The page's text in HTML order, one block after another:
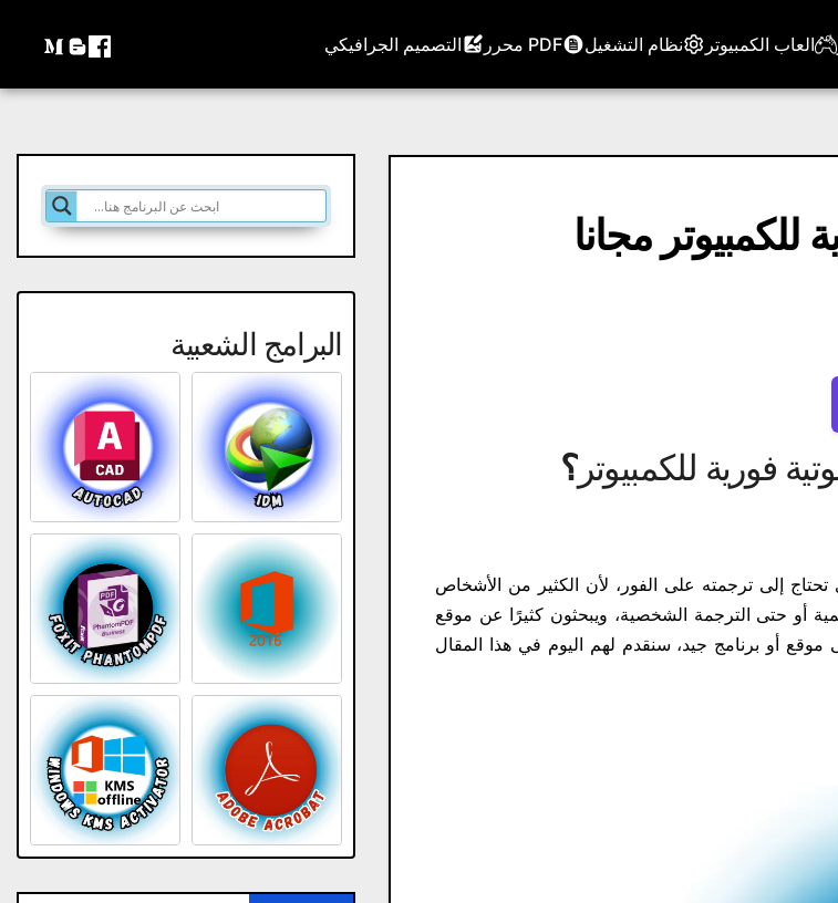
العاب الكمبيوتر نظام التشغيل PDF محرر التصميم الجرافيكي
مجانا
فورية للكمبيوتر؟
إلى ترجمته على الفور، لأن الكثير من الأشخاص
أو حتى الترجمة الشخصية، ويبحثون كثيرًا عن موقع
أو برنامج جيد، سنقدم لهم اليوم في هذا المقال
البرامج الشعبية